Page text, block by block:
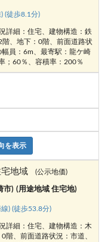
(徒歩8.1分)
詳細：住宅、建物構造：鉄
、地下：0階、前面道路状
員：6m、最寄駅：龍ケ崎
；60％、容積率：200％
を表示
宅地域 (公示地価)
市) (用途地域 住宅地)
) (徒歩53.8分)
詳細：住宅、建物構造：木
階、前面道路状況：市道、